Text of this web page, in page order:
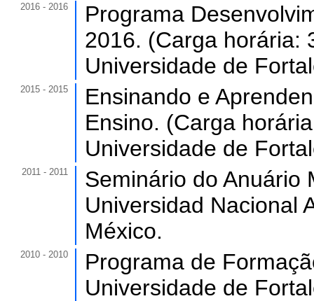
2016 - 2016
Programa
2016. (Carga horária:
Universidade de
2015 - 2015
Ensinando e
Ensino. (Carga
Universidade de
2011 - 2011
Seminário do Anuário
Universidad Nacional
México.
2010 - 2010
Programa de
Universidade de